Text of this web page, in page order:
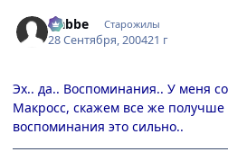
Nabbe Старожилы
28 Сентября, 200421 г
Эх.. да.. Воспоминания.. У меня
Макросс, скажем все же получше
воспоминания это сильно..